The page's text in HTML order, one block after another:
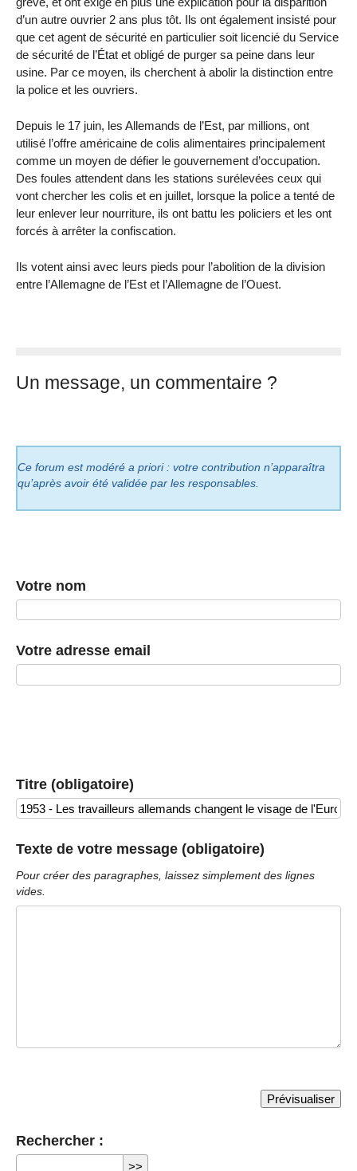
d’un autre ouvrier 2 ans plus tôt. Ils ont également insisté pour
que cet agent de sécurité en particulier soit licencié du Service
de sécurité de l’État et obligé de purger sa peine dans leur
usine. Par ce moyen, ils cherchent à abolir la distinction entre
la police et les ouvriers.
Depuis le 17 juin, les Allemands de l’Est, par millions, ont
utilisé l’offre américaine de colis alimentaires principalement
comme un moyen de défier le gouvernement d’occupation.
Des foules attendent dans les stations surélevées ceux qui
vont chercher les colis et en juillet, lorsque la police a tenté de
leur enlever leur nourriture, ils ont battu les policiers et les ont
forcés à arrêter la confiscation.
Ils votent ainsi avec leurs pieds pour l’abolition de la division
entre l’Allemagne de l’Est et l’Allemagne de l’Ouest.
Un message, un commentaire ?
Ce forum est modéré a priori : votre contribution n’apparaîtra
qu’après avoir été validée par les responsables.
Votre nom
Votre adresse email
Titre (obligatoire)
Texte de votre message (obligatoire)
Pour créer des paragraphes, laissez simplement des lignes
vides.
Rechercher :